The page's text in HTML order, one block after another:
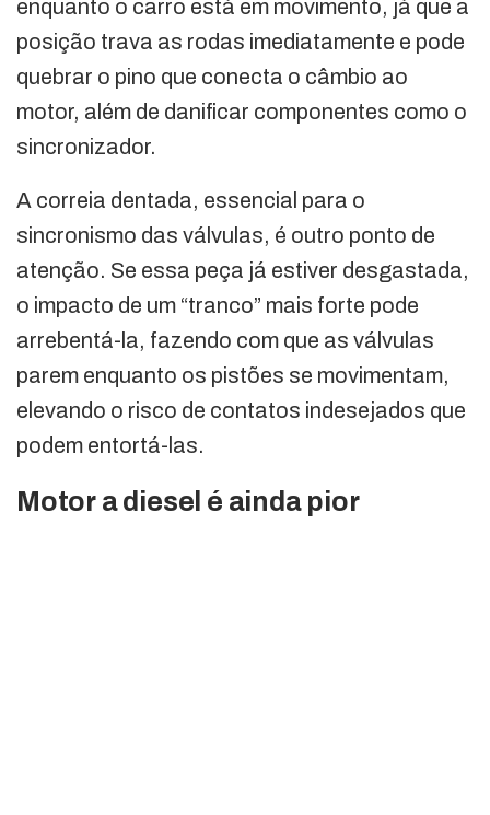
enquanto o carro está em movimento, já que a
posição trava as rodas imediatamente e pode
quebrar o pino que conecta o câmbio ao
motor, além de danificar componentes como o
sincronizador.
A correia dentada, essencial para o
sincronismo das válvulas, é outro ponto de
atenção. Se essa peça já estiver desgastada,
o impacto de um “tranco” mais forte pode
arrebentá-la, fazendo com que as válvulas
parem enquanto os pistões se movimentam,
elevando o risco de contatos indesejados que
podem entortá-las.
Motor a diesel é ainda pior